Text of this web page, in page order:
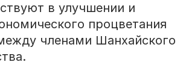
в улучшении и
процветания
членами Шанхайского